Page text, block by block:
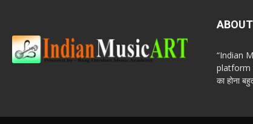
“Indian
platform
का होना